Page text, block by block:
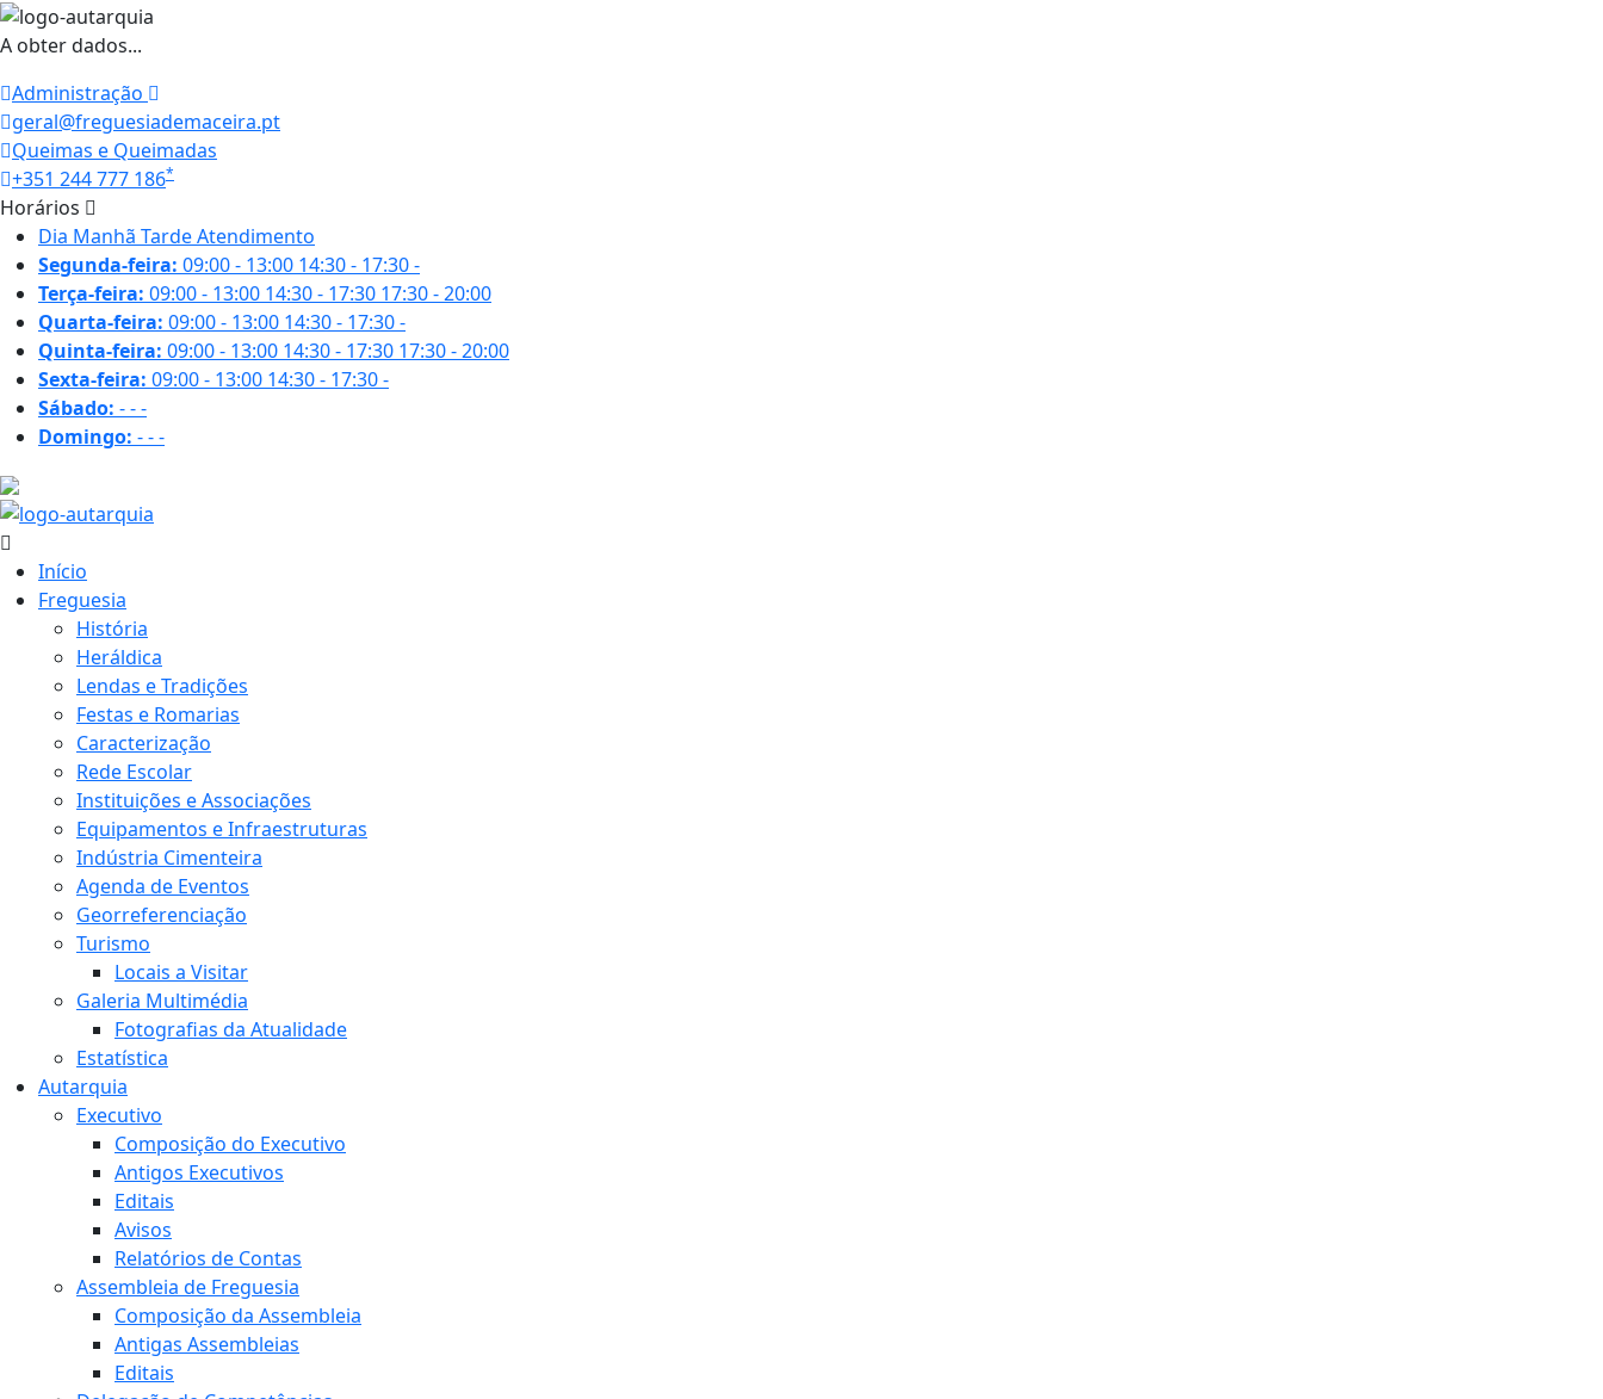
A obter dados...
Administração
geral@freguesiademaceira.pt
Queimas e Queimadas
+351 244 777 186*
Horários
Dia Manhã TardeAtendimento
Segunda-feira: 09:00 - 13:00 14:30 - 17:30-
Terça-feira: 09:00 - 13:00 14:30 - 17:30 17:30 - 20:00
Quarta-feira: 09:00 - 13:00 14:30 - 17:30-
Quinta-feira: 09:00 - 13:00 14:30 - 17:30 17:30 - 20:00
Sexta-feira: 09:00 - 13:00 14:30 - 17:30-
Sábado: ---
Domingo: ---
Início
Freguesia
História
Heráldica
Lendas e Tradições
Festas e Romarias
Caracterização
Rede Escolar
Instituições e Associações
Equipamentos e Infraestruturas
Indústria Cimenteira
Agenda de Eventos
Georreferenciação
Turismo
Locais a Visitar
Galeria Multimédia
Fotografias da Atualidade
Estatística
Autarquia
Executivo
Composição do Executivo
Antigos Executivos
Editais
Avisos
Relatórios de Contas
Assembleia de Freguesia
Composição da Assembleia
Antigas Assembleias
Editais